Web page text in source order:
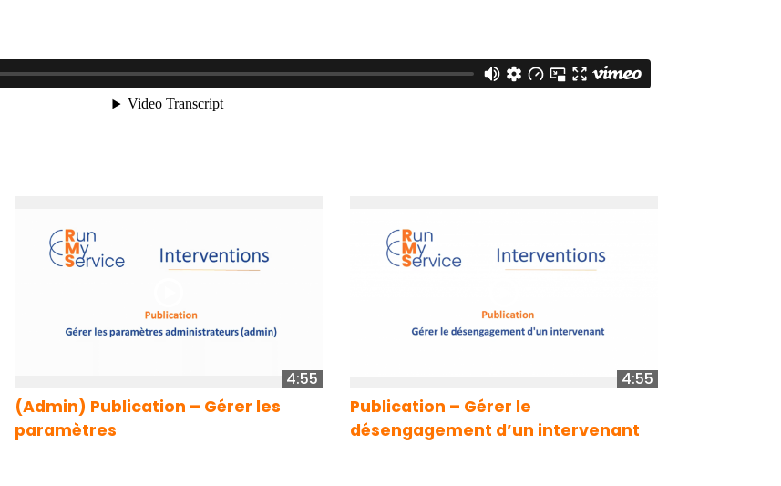
4:55
(Admin) Publication – Gérer les
paramètres
4:55
Publication – Gérer le
désengagement d’un intervenant